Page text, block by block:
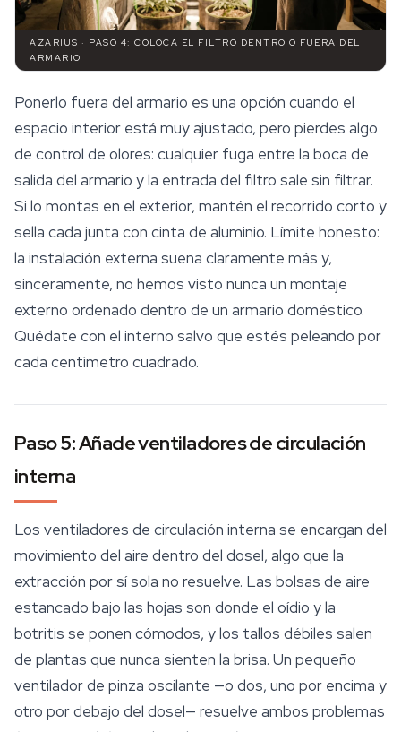
AZARIUS · PASO 4: COLOCA EL FILTRO DENTRO O FUERA DEL
ARMARIO
Ponerlo fuera del armario es una opción cuando el
espacio interior está muy ajustado, pero pierdes algo
de control de olores: cualquier fuga entre la boca de
salida del armario y la entrada del filtro sale sin filtrar.
Si lo montas en el exterior, mantén el recorrido corto y
sella cada junta con cinta de aluminio. Límite honesto:
la instalación externa suena claramente más y,
sinceramente, no hemos visto nunca un montaje
externo ordenado dentro de un armario doméstico.
Quédate con el interno salvo que estés peleando por
cada centímetro cuadrado.
Paso 5: Añade ventiladores de circulación
interna
Los ventiladores de circulación interna se encargan del
movimiento del aire dentro del dosel, algo que la
extracción por sí sola no resuelve. Las bolsas de aire
estancado bajo las hojas son donde el oídio y la
botritis se ponen cómodos, y los tallos débiles salen
de plantas que nunca sienten la brisa. Un pequeño
ventilador de pinza oscilante —o dos, uno por encima y
otro por debajo del dosel— resuelve ambos problemas